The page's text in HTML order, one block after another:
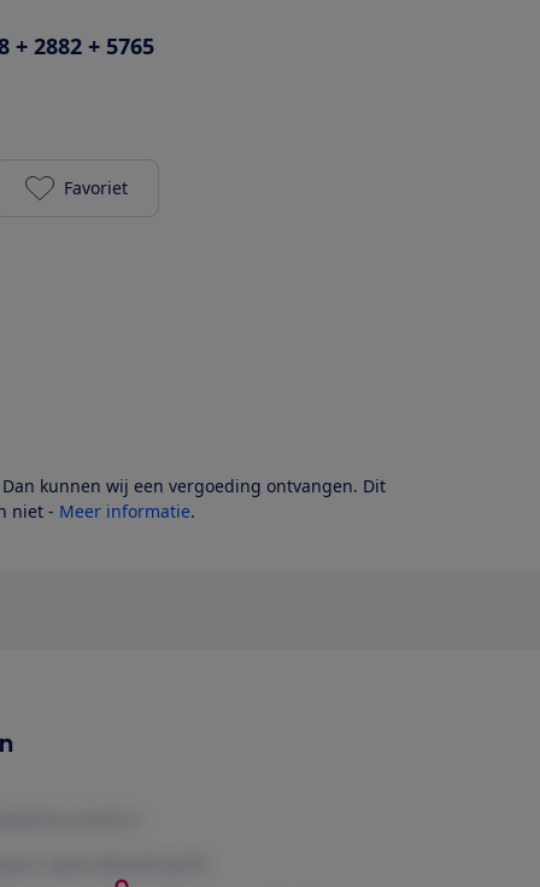
+ 2882 + 5765
TP-LINK Deco BE65 Pro 3-pack toevoegen aan je
Favoriet
kunnen wij een vergoeding ontvangen. Dit
niet - Meer informatie.